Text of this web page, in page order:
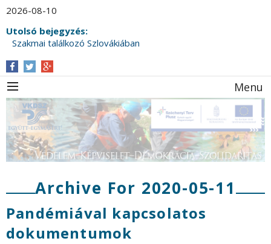
2026-08-10
Utolsó bejegyzés:
Szakmai találkozó Szlovákiában
Menu
Archive For 2020-05-11
Pandémiával kapcsolatos
dokumentumok